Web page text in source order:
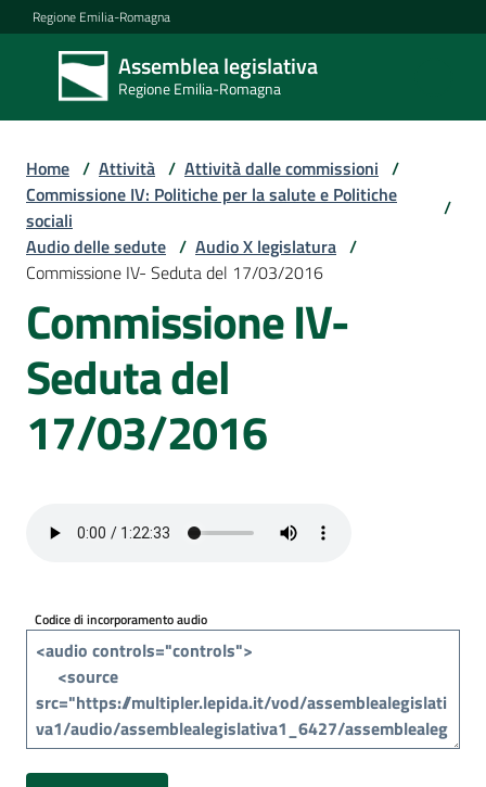
Vai al contenuto
Vai alla navigazione
Vai al footer
Regione Emilia-Romagna
Assemblea legislativa
Regione Emilia-Romagna
Assemblea
legislativa
Regione Emilia-
Assemblea
Attività
media
i
cittadini
Home / Attività / Attività dalle commissioni /
Commissione IV: Politiche per la salute e Politiche
sociali
/
Audio delle sedute / Audio X legislatura /
Commissione IV- Seduta del 17/03/2016
Commissione IV-
Seduta del
17/03/2016
Codice di incorporamento audio